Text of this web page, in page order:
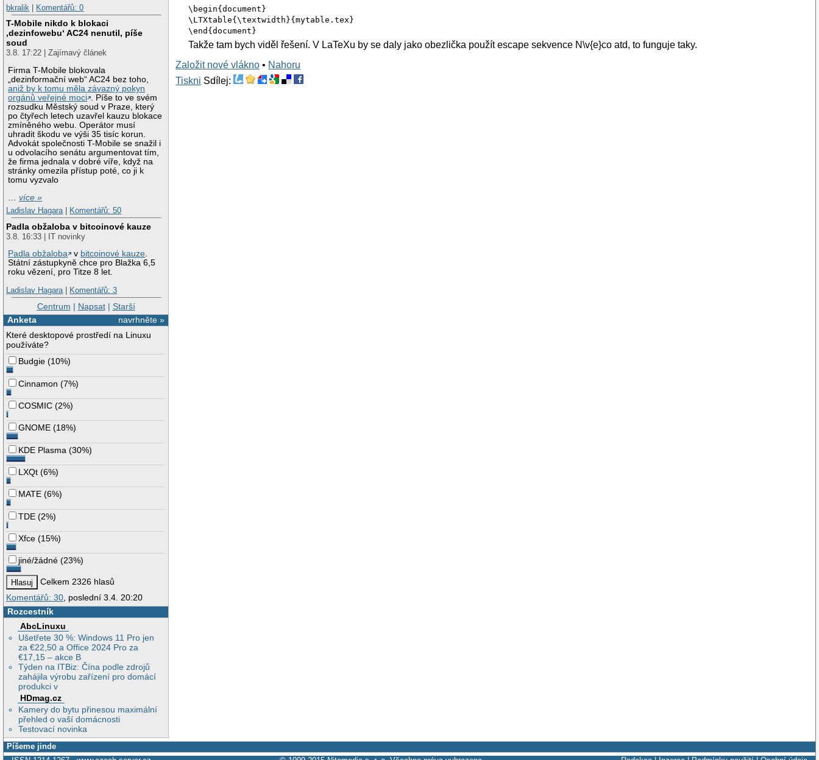
bkralik | Komentářů: 0
T-Mobile nikdo k blokaci
‚dezinfowebu‘ AC24 nenutil, píše
soud
3.8. 17:22 | Zajímavý článek
Firma T-Mobile blokovala
„dezinformační web“ AC24 bez toho,
aniž by k tomu měla závazný pokyn
orgánů veřejné moci
. Píše to ve svém
rozsudku Městský soud v Praze, který
po čtyřech letech uzavřel kauzu blokace
zmíněného webu. Operátor musí
uhradit škodu ve výši 35 tisíc korun.
Advokát společnosti T-Mobile se snažil i
u odvolacího senátu argumentovat tím,
že firma jednala v dobré víře, když na
stránky omezila přístup poté, co ji k
tomu vyzvalo
…více »
Ladislav Hagara| Komentářů: 50
Padla obžaloba v bitcoinové kauze
3.8. 16:33 | IT novinky
Padla obžaloba
v bitcoinové kauze.
Státní zástupkyně chce pro Blažka 6,5
roku vězení, pro Titze 8 let.
Ladislav Hagara| Komentářů: 3
Centrum | Napsat| Starší
navrhněte »
Anketa
Které desktopové prostředí na Linuxu
používáte?
Budgie (10%)
Cinnamon (7%)
COSMIC (2%)
GNOME (18%)
KDE Plasma (30%)
LXQt (6%)
MATE (6%)
TDE (2%)
Xfce (15%)
jiné/žádné (23%)
Celkem 2326 hlasů
Komentářů: 30 , poslední 3.4. 20:20
Rozcestník
AbcLinuxu
Ušetřete 30 %: Windows 11 Pro jen
za €22,50 a Office 2024 Pro za
€17,15 – akce B
Týden na ITBiz: Čína podle zdrojů
zahájila výrobu zařízení pro domácí
produkci v
HDmag.cz
Kamery do bytu přinesou maximální
přehled o vaší domácnosti
Testovací novinka
\begin{document}
\LTXtable{\textwidth}{mytable.tex}
\end{document}
Takže tam bych viděl řešení. V LaTeXu by se daly jako obezlička použít escape sekvence N\v{e}co atd, to funguje taky.
Založit nové vlákno • Nahoru
Tiskni Sdílej:
Píšeme jinde